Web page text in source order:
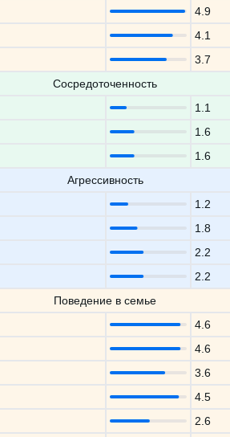
4.9
4.1
3.7
Сосредоточенность
1.1
1.6
1.6
Агрессивность
1.2
1.8
2.2
2.2
Поведение в семье
4.6
4.6
3.6
4.5
2.6